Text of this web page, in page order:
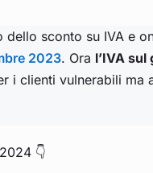
sconto su IVA e
2023. Ora l’IVA sul
i clienti vulnerabili ma
👇